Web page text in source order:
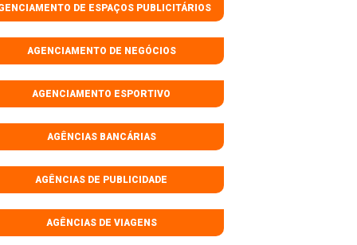
DE ESPAÇOS PUBLICITÁRIOS
AGENCIAMENTO DE NEGÓCIOS
AGENCIAMENTO ESPORTIVO
AGÊNCIAS BANCÁRIAS
AGÊNCIAS DE PUBLICIDADE
AGÊNCIAS DE VIAGENS